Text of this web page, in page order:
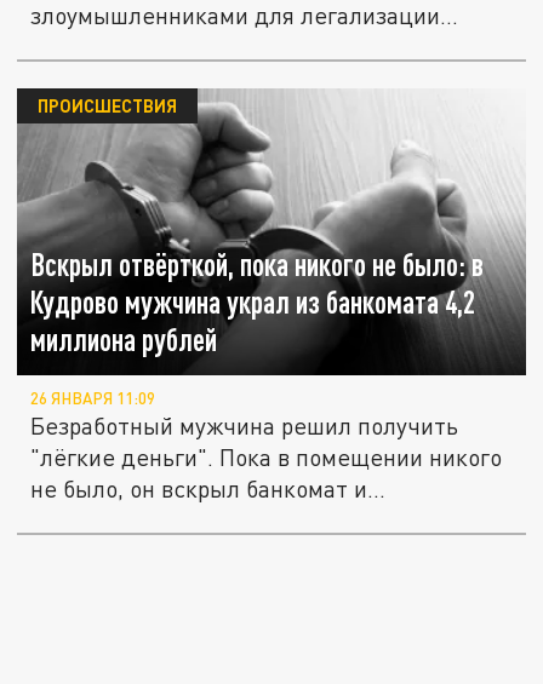
злоумышленниками для легализации
Вскрыл отвёрткой, пока никого не было: в
Кудрово мужчина украл из банкомата 4,2
миллиона рублей
ПРОИСШЕСТВИЯ
26 ЯНВАРЯ 11:09
Безработный мужчина решил получить
"лёгкие деньги". Пока в помещении никого
не было, он вскрыл банкомат и...